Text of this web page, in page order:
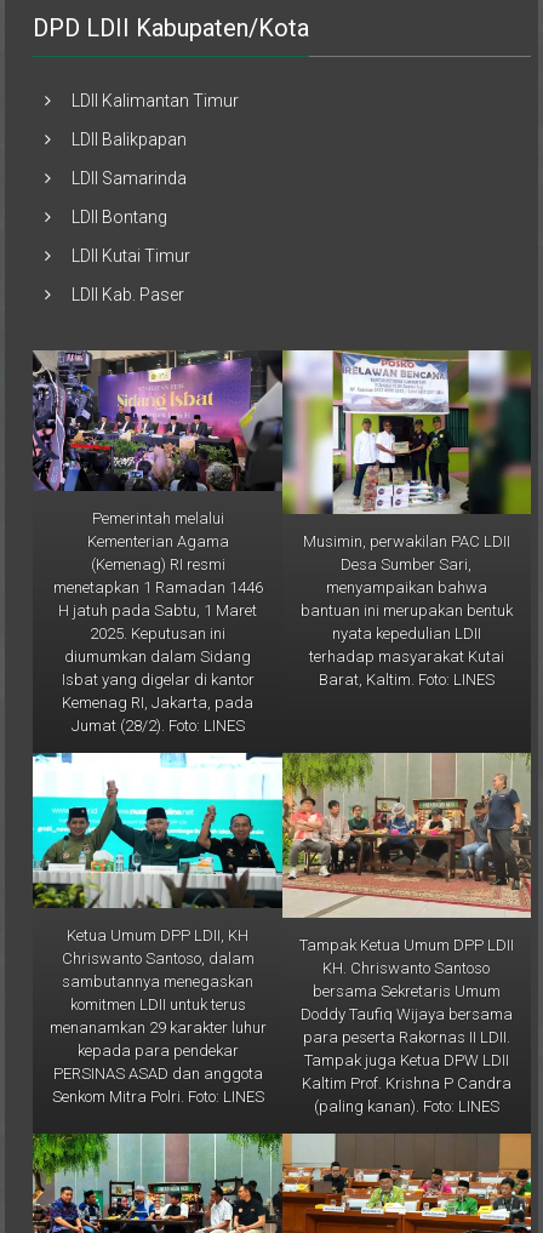
LDII Samarinda
LDII Kutai Timur
Pemerintah melalui
Kementerian Agama
(Kemenag) RI resmi
menetapkan 1 Ramadan 1446
H jatuh pada Sabtu, 1 Maret
2025. Keputusan ini
diumumkan dalam Sidang
Isbat yang digelar di kantor
Kemenag RI, Jakarta, pada
Jumat (28/2). Foto: LINES
Musimin, perwakilan PAC LDII
Desa Sumber Sari,
menyampaikan bahwa
bantuan ini merupakan bentuk
nyata kepedulian LDII
terhadap masyarakat Kutai
Barat, Kaltim. Foto: LINES
Ketua Umum DPP LDII, KH
Chriswanto Santoso, dalam
sambutannya menegaskan
komitmen LDII untuk terus
menanamkan 29 karakter luhur
kepada para pendekar
PERSINAS ASAD dan anggota
Senkom Mitra Polri. Foto: LINES
Tampak Ketua Umum DPP LDII
KH. Chriswanto Santoso
bersama Sekretaris Umum
Doddy Taufiq Wijaya bersama
para peserta Rakornas II LDII.
Tampak juga Ketua DPW LDII
Kaltim Prof. Krishna P Candra
(paling kanan). Foto: LINES